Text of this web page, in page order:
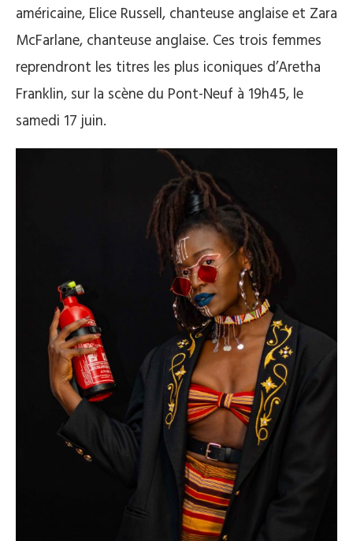
américaine, Elice Russell, chanteuse anglaise et Zara
McFarlane, chanteuse anglaise. Ces trois femmes
reprendront les titres les plus iconiques d’Aretha
Franklin, sur la scène du Pont-Neuf à 19h45, le
samedi 17 juin.